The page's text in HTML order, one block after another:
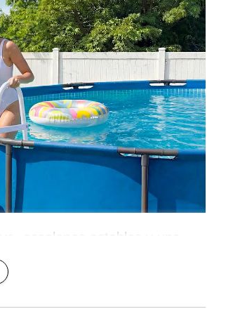
790 x 1200 mm
escalones estables y una
la piscina sea muy sencillo en